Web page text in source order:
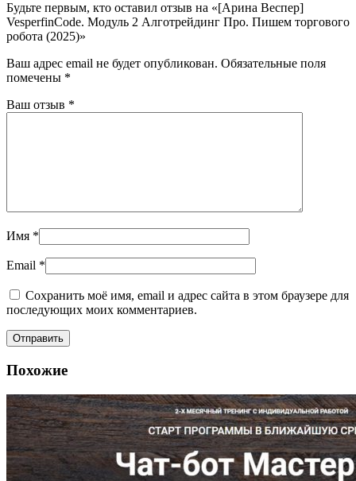
Будьте первым, кто оставил отзыв на «[Арина Веспер]
VesperfinCode. Модуль 2 Алготрейдинг Про. Пишем торгового
робота (2025)»
Ваш адрес email не будет опубликован. Обязательные поля
помечены *
Ваш отзыв *
Имя *
Email *
Сохранить моё имя, email и адрес сайта в этом браузере для
последующих моих комментариев.
Похожие